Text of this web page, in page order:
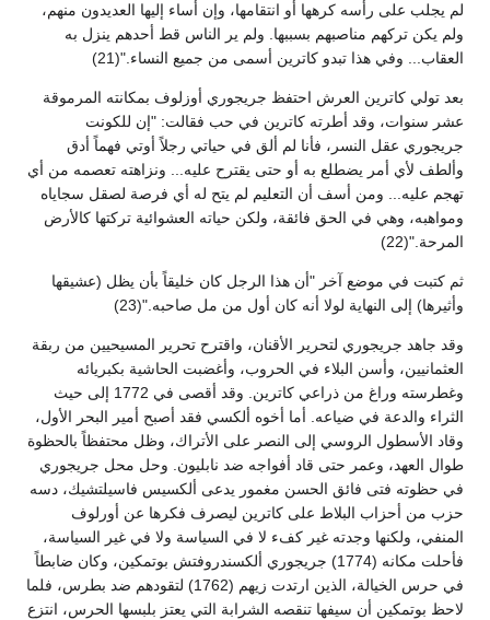
لم يجلب على رأسه كرهها أو انتقامها، وإن أساء إليها العديدون منهم،
ولم يكن تركهم مناصبهم بسببها. ولم ير الناس قط أحدهم ينزل به
العقاب... وفي هذا تبدو كاترين أسمى من جميع النساء."(21)
بعد تولي كاترين العرش احتفظ جريجوري أوزلوف بمكانته المرموقة
عشر سنوات، وقد أطرته كاترين في حب فقالت: "إن للكونت
جريجوري عقل النسر، فأنا لم ألق في حياتي رجلاً أوتي فهماً أدق
وألطف لأي أمر يضطلع به أو حتى يقترح عليه... ونزاهته تعصمه من أي
تهجم عليه... ومن أسف أن التعليم لم يتح له أي فرصة لصقل سجاياه
ومواهبه، وهي في الحق فائقة، ولكن حياته العشوائية تركتها كالأرض
المرحة."(22)
ثم كتبت في موضع آخر "أن هذا الرجل كان خليقاً بأن يظل (عشيقها
وأثيرها) إلى النهاية لولا أنه كان أول من مل صاحبه."(23)
وقد جاهد جريجوري لتحرير الأقنان، واقترح تحرير المسيحيين من ربقة
العثمانيين، وأسن البلاء في الحروب، وأغضبت الحاشية بكبريائه
وغطرسته وراغ من ذراعي كاترين. وقد أقصى في 1772 إلى حيث
الثراء والدعة في ضياعه. أما أخوه ألكسي فقد أصبح أمير البحر الأول،
وقاد الأسطول الروسي إلى النصر على الأتراك، وظل محتفظاً بالحظوة
طوال العهد، وعمر حتى قاد أفواجه ضد نابليون. وحل محل جريجوري
في حظوته فتى فائق الحسن مغمور يدعى ألكسيس فاسيلتشيك، دسه
حزب من أحزاب البلاط على كاترين ليصرف فكرها عن أورلوف
المنفي، ولكنها وجدته غير كفء لا في السياسة ولا في غير السياسة،
فأحلت مكانه (1774) جريجوري ألكسندروفتش بوتمكين، وكان ضابطاً
في حرس الخيالة، الذين ارتدت زيهم (1762) لتقودهم ضد بطرس، فلما
لاحظ بوتمكين أن سيفها تنقصه الشرابة التي يعتز بلبسها الحرس، انتزع